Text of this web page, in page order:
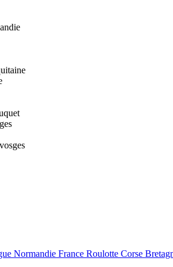
Normandie France Roulotte Corse